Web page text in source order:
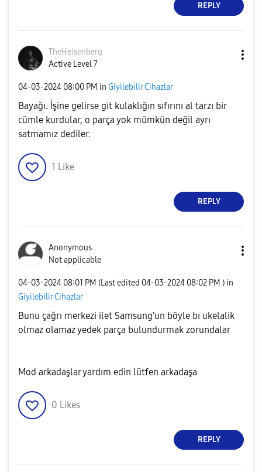
REPLY
TheHeisenberg
Active Level 7
‎04-03-2024 08:00 PM in Giyilebilir Cihazlar
Bayağı. İşine gelirse git kulaklığın sıfırını al tarzı bir
cümle kurdular, o parça yok mümkün değil ayrı
satmamız dediler.
1 Like
REPLY
Anonymous
Not applicable
‎04-03-2024 08:01 PM (Last edited ‎04-03-2024 08:02 PM ) in
Giyilebilir Cihazlar
Bunu çağrı merkezi ilet Samsung'un böyle bı ukelalik
olmaz olamaz yedek parça bulundurmak zorundalar
Mod arkadaşlar yardım edin lütfen arkadaşa
0 Likes
REPLY